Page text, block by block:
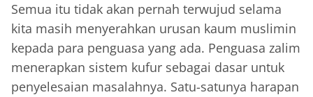
Semua itu tidak akan pernah terwujud selama
kita masih menyerahkan urusan kaum muslimin
kepada para penguasa yang ada. Penguasa zalim
menerapkan sistem kufur sebagai dasar untuk
penyelesaian masalahnya. Satu-satunya harapan